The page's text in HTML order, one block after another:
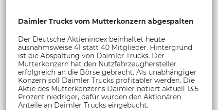
Daimler Trucks vom Mutterkonzern abgespalten
Der Deutsche Aktienindex beinhaltet heute
ausnahmsweise 41 statt 40 Mitglieder. Hintergrund
ist die Abspaltung von Daimler Trucks. Der
Mutterkonzern hat den Nutzfahrzeughersteller
erfolgreich an die Börse gebracht. Als unabhängiger
Konzern soll Daimler Trucks profitabler werden. Die
Aktie des Mutterkonzerns Daimler notiert aktuell 13,5
Prozent niedriger, dafür wurden den Aktionären
Anteile an Daimler Trucks eingebucht.